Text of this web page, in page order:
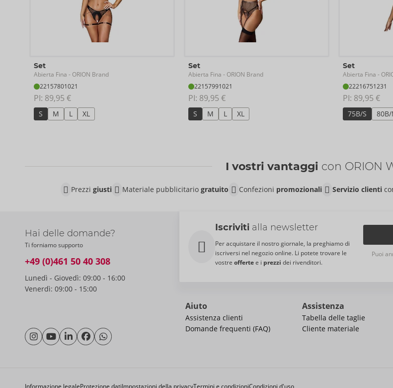
Set
Abierta Fina - ORION Brand
22157801021
PI: 89,95 €
S M L XL
Set
Abierta Fina - ORION Brand
22157991021
PI: 89,95 €
S M L XL
Set
Abierta Fina -
22216751231
PI: 89,95 €
75B/S 80B/
I vostri vantaggi con ORION
Prezzi giusti Materiale pubblicitario gratuito Confezioni promozionali Servizio clienti
Hai delle domande?
Ti forniamo supporto
+49 (0)461 50 40 308
Lunedì - Giovedì: 09:00 - 16:00
Venerdì: 09:00 - 15:00
Iscriviti alla newsletter
Per acquistare il nostro giornale, la preghiamo di
iscriversi nel negozio online. Li potete trovare le
vostre offertee i prezzi dei rivenditori.
Puoi
Aiuto
Assistenza clienti
Domande frequenti (FAQ)
Assistenza
Tabella delle taglie
Cliente materiale
Informazione legaleProtezione datiImpostazioni della privacyTermini e condizioniCondizioni d'uso